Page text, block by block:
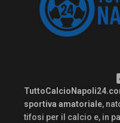
sportiva amatoriale,
tifosi per il calcio e, in